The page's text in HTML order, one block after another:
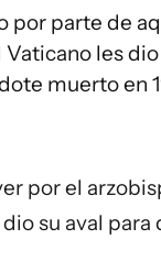
por parte de
les
muerto en
por el
su aval para